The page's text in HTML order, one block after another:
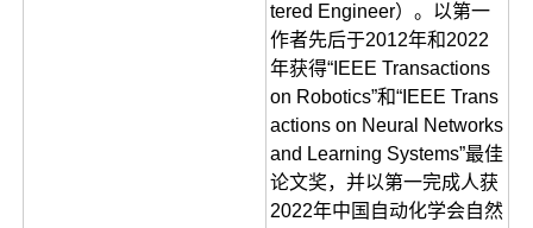
tered Engineer）。以第一
作者先后于2012年和2022
年获得“IEEE Transactions
on Robotics”和“IEEE Trans
actions on Neural Networks
and Learning Systems”最佳
论文奖，并以第一完成人获
2022年中国自动化学会自然